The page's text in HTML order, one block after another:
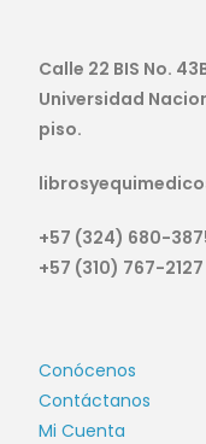
Calle 22 BIS No.
Universidad
piso.
+57 (324) 680-
+57 (310) 767-2127
Conócenos
Contáctanos
Mi Cuenta